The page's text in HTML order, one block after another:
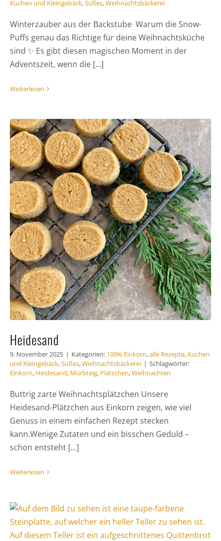
Kuchen und Kleingebäck,Süßes,Weihnachtsbäckerei
Winterzauber aus der Backstube Warum die Snow-
Puffs genau das Richtige für deine Weihnachtsküche
sind ✨ Es gibt diesen magischen Moment in der
Adventszeit, wenn die [...]
Weiterlesen
Heidesand
9. November 2025 | Kategorien: 100% Einkorn,alle Rezepte, Kuchen
und Kleingebäck,Süßes,Weihnachtsbäckerei | Schlagwörter:
Einkorn, Heidesand, Mürbteig, Plätzchen,Weihnachten
Buttrig zarte Weihnachtsplätzchen Unsere
Heidesand-Plätzchen aus Einkorn zeigen, wie viel
Genuss in einem einfachen Rezept stecken
kann.Wenige Zutaten und ein bisschen Geduld –
schon entsteht [...]
Weiterlesen